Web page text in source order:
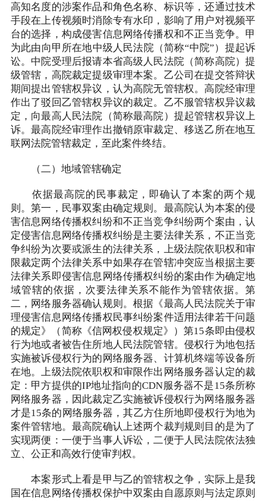
高知名度的涉案作品和角色名称、标识等，还通过技术
手段在上传视频时消除专有水印，影响了用户对视频平
台的选择，构成侵害信息网络传播权和不正当竞争。甲
为此由向甲所在地中级人民法院（简称“中院”）提起诉
讼。中院受理后报请本省高级人民法院（简称高院）提
级管辖，高院裁定提级审理本案。乙公司在提交答辩状
期间提出管辖权异议，认为高院无管辖权。高院经审理
作出了驳回乙管辖权异议的裁定。乙不服管辖权异议裁
定，向最高人民法院（简称最高院）提起管辖权异议上
诉。最高院经审理作出撤销原审裁定、移送乙所在地互
联网法院管辖裁定，至此案件终结。
（二）地域管辖确定
依据最高院的民事裁定，即确认了本案的两个规
则。第一，民事双案由确定规则。最高院认为本案的侵
害信息网络传播权纠纷和不正当竞争纠纷两个案由，认
定侵害信息网络传播权纠纷是主要法律关系，不正当竞
争纠纷为次要或派生的法律关系，上级法院依职权和审
限裁定两个法律关系中如果存在管辖冲突应当根据主要
法律关系即侵害信息网络传播权纠纷的案由作为确定地
域管辖的依据，次要法律关系不能作为管辖依据。第
二，网络服务器确认规则。根据《最高人民法院关于审
理侵害信息网络传播权民事纠纷案件适用法律若干问题
的规定》（简称《信网权侵权规定》）第15条即由侵权
行为地或者被告住所地人民法院管辖。侵权行为地包括
实施被诉侵权行为的网络服务器、计算机终端等设备所
在地。上级法院依职权和审限作出网络服务器认定的裁
定：甲方提供的IP地址指向的CDN服务器不是15条所称
网络服务器，因此裁定乙实施被诉侵权行为网络服务器
才是15条的网络服务器，其乙方住所地即侵权行为地为
案件管辖地。最高院确认上述两个裁判规则目的是为了
实现两便：一便于当事人诉讼，二便于人民法院依法独
立、公正和高效行使审判权。
本案形式上看是甲与乙的管辖权之争，实际上是我
国在信息网络传播权保护中双案由自愿原则与法定原则